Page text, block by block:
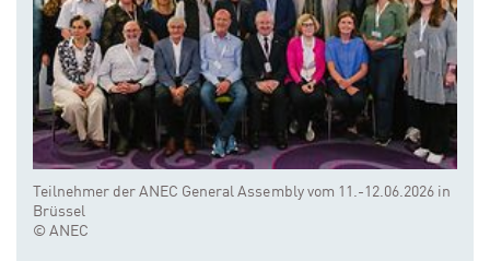
Teilnehmer der ANEC General Assembly vom 11.-12.06.2026 in
Brüssel
© ANEC